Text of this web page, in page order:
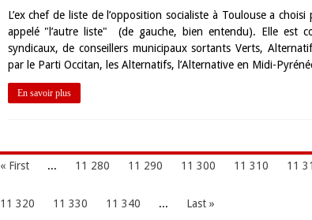
L’ex chef de liste de l’opposition socialiste à Toulouse a
appelé "l’autre liste" (de gauche, bien entendu). Elle est
syndicaux, de conseillers municipaux sortants Verts,
par le Parti Occitan, les Alternatifs, l’Alternative en Midi-
En savoir plus
« First ... 11 280 11 290 11 300 11 310 11
11 320
11 330 11 340 ... Last »